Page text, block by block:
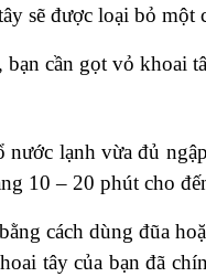
sẽ được loại bỏ một
cần gọt vỏ khoai
lạnh vừa đủ
10 – 20 phút cho
cách dùng đũa
tây của bạn đã